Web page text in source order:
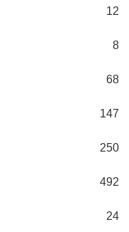
12
8
68
147
250
492
24